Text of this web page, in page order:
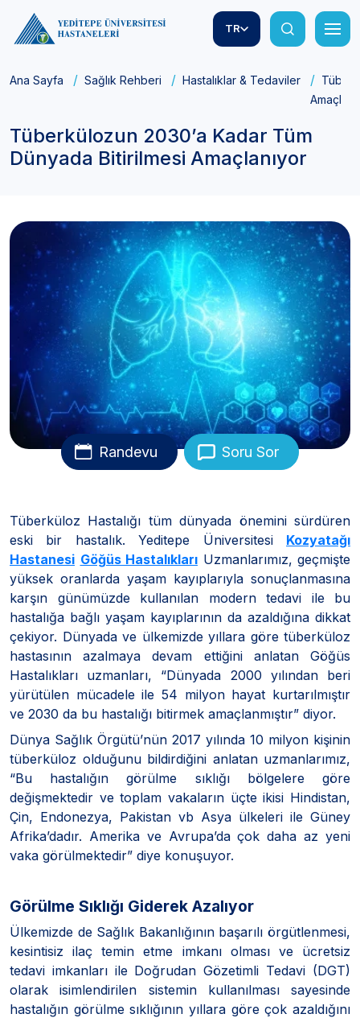
TR
Ana Sayfa Sağlık Rehberi Hastalıklar & Tedaviler
Tüberkülozun 2030’a Kadar Tüm
Dünyada Bitirilmesi Amaçlanıyor
Randevu Soru Sor
Tüberküloz Hastalığı tüm dünyada önemini sürdüren
eski bir hastalık. Yeditepe Üniversitesi Kozyatağı
Hastanesi Göğüs Hastalıkları Uzmanlarımız, geçmişte
yüksek oranlarda yaşam kayıplarıyla sonuçlanmasına
karşın günümüzde kullanılan modern tedavi ile bu
hastalığa bağlı yaşam kayıplarının da azaldığına dikkat
çekiyor. Dünyada ve ülkemizde yıllara göre tüberküloz
hastasının azalmaya devam ettiğini anlatan Göğüs
Hastalıkları uzmanları, “Dünyada 2000 yılından beri
yürütülen mücadele ile 54 milyon hayat kurtarılmıştır
ve 2030 da bu hastalığı bitirmek amaçlanmıştır” diyor.
Dünya Sağlık Örgütü’nün 2017 yılında 10 milyon kişinin
tüberküloz olduğunu bildirdiğini anlatan uzmanlarımız,
“Bu hastalığın görülme sıklığı bölgelere göre
değişmektedir ve toplam vakaların üçte ikisi Hindistan,
Çin, Endonezya, Pakistan vb Asya ülkeleri ile Güney
Afrika’dadır. Amerika ve Avrupa’da çok daha az yeni
vaka görülmektedir” diye konuşuyor.
Görülme Sıklığı Giderek Azalıyor
Ülkemizde de Sağlık Bakanlığının başarılı örgütlenmesi,
kesintisiz ilaç temin etme imkanı olması ve ücretsiz
tedavi imkanları ile Doğrudan Gözetimli Tedavi (DGT)
olarak isimlendirilen sistemin kullanılması sayesinde
hastalığın görülme sıklığının yıllara göre çok azaldığını